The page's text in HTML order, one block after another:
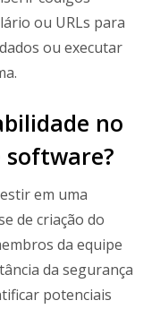
ou URLs para
ou executar
no
software?
em uma
de criação do
da equipe
da segurança
potenciais